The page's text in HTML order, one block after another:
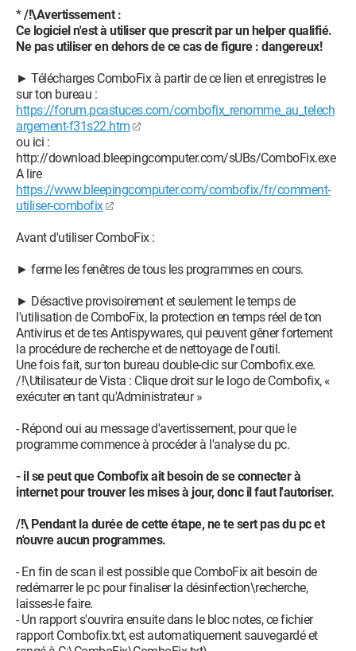
*/!\Avertissement :
Ce logiciel n'est à utiliser que prescrit par un helper qualifié.
Ne pas utiliser en dehors de ce cas de figure : dangereux!
► Télécharges ComboFix à partir de ce lien et enregistres le
sur ton bureau :
https://forum.pcastuces.com/combofix_renomme_au_telech
argement-f31s22.htm
ou ici :
http://download.bleepingcomputer.com/sUBs/ComboFix.exe
A lire
https://www.bleepingcomputer.com/combofix/fr/comment-
utiliser-combofix
Avant d'utiliser ComboFix :
► ferme les fenêtres de tous les programmes en cours.
► Désactive provisoirement et seulement le temps de
l'utilisation de ComboFix, la protection en temps réel de ton
Antivirus et de tes Antispywares, qui peuvent gêner fortement
la procédure de recherche et de nettoyage de l'outil.
Une fois fait, sur ton bureau double-clic sur Combofix.exe.
/!\Utilisateur de Vista : Clique droit sur le logo de Combofix, «
exécuter en tant qu'Administrateur »
- Répond oui au message d'avertissement, pour que le
programme commence à procéder à l'analyse du pc.
- il se peut que Combofix ait besoin de se connecter à
internet pour trouver les mises à jour, donc il faut l'autoriser.
/!\ Pendant la durée de cette étape, ne te sert pas du pc et
n'ouvre aucun programmes.
- En fin de scan il est possible que ComboFix ait besoin de
redémarrer le pc pour finaliser la désinfection\recherche,
laisses-le faire.
- Un rapport s'ouvrira ensuite dans le bloc notes, ce fichier
rapport Combofix.txt, est automatiquement sauvegardé et